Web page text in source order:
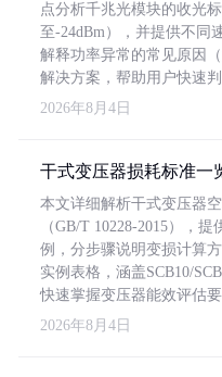
点分析千兆光模块的收光
至-24dBm），并提供不同
解释功率异常的常见原因
解决方案，帮助用户快速
2026年8月4日
干式变压器损耗标准一
本文详细解析干式变压器
（GB/T 10228-2015），
例，分步骤说明变损计算
实例表格，涵盖SCB10/
快速掌握变压器能效评估要
2026年8月4日